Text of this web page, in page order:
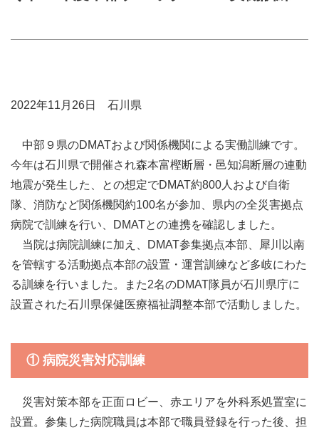
2022年11月26日 石川県
中部９県のDMATおよび関係機関による実働訓練です。
今年は石川県で開催され森本富樫断層・邑知潟断層の連動
地震が発生した、との想定でDMAT約800人および自衛
隊、消防など関係機関約100名が参加、県内の全災害拠点
病院で訓練を行い、DMATとの連携を確認しました。
当院は病院訓練に加え、DMAT参集拠点本部、犀川以南
を管轄する活動拠点本部の設置・運営訓練など多岐にわた
る訓練を行いました。また2名のDMAT隊員が石川県庁に
設置された石川県保健医療福祉調整本部で活動しました。
① 病院災害対応訓練
災害対策本部を正面ロビー、赤エリアを外科系処置室に
設置。参集した病院職員は本部で職員登録を行った後、担